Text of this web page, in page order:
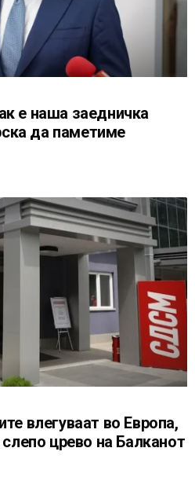
е наша заедничка
да паметиме
влегуваат во Европа,
црево на Балканот